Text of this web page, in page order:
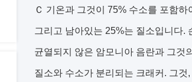
Ｃ 기온과 그것이 75% 수소를 포함
그리고 남아있는 25%는 질소입니다.
균열되지 않은 암모니아 음란과 그것
질소와 수소가 분리되는 크래커. 그